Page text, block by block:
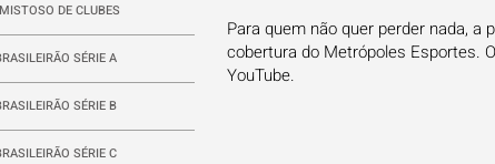
DE CLUBES
SÉRIE A
SÉRIE B
SÉRIE C
Para quem não quer perder nada,
cobertura do Metrópoles Esportes.
YouTube.